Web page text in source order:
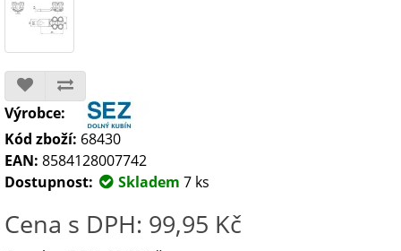
Výrobce:
Kód zboží: 68430
EAN: 8584128007742
Dostupnost:
Skladem 7 ks
Cena s DPH: 99,95 Kč